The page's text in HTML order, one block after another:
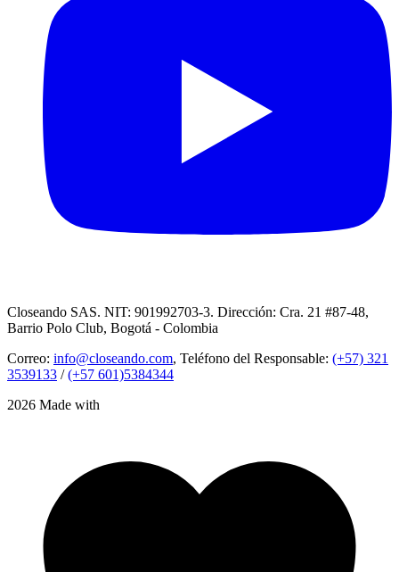
Closeando SAS. NIT: 901992703-3. Dirección: Cra. 21 #87-48,
Barrio Polo Club, Bogotá - Colombia
Correo: info@closeando.com, Teléfono del Responsable: (+57) 321
3539133 /(+57 601)5384344
2026 Made with